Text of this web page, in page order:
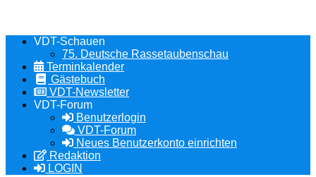
VDT-Schauen
75. Deutsche Rassetaubenschau
Terminkalender
Gästebuch
VDT-Newsletter
VDT-Forum
Benutzerlogin
VDT-Forum
Neues Benutzerkonto einrichten
Redaktion
LOGIN